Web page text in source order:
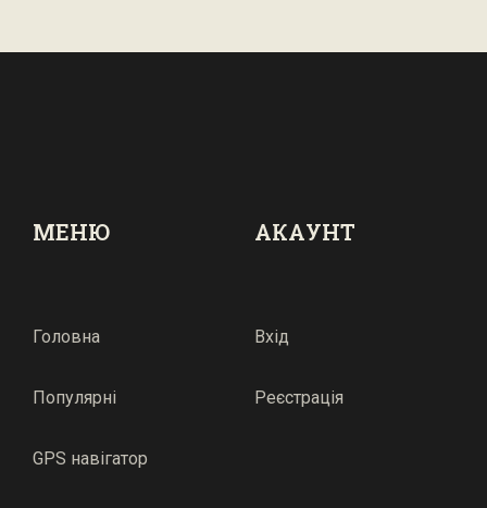
МЕНЮ
Головна
Популярні
GPS навігатор
АКАУНТ
Вхід
Реєстрація